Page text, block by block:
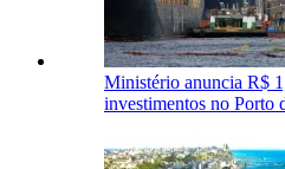
Ministério anuncia R$
investimentos no Porto